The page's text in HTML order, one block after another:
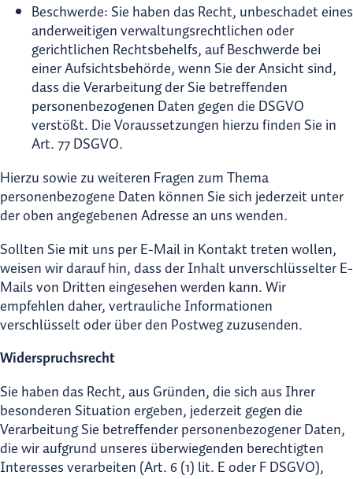
Beschwerde: Sie haben das Recht, unbeschadet eines
anderweitigen verwaltungsrechtlichen oder
gerichtlichen Rechtsbehelfs, auf Beschwerde bei
einer Aufsichtsbehörde, wenn Sie der Ansicht sind,
dass die Verarbeitung der Sie betreffenden
personenbezogenen Daten gegen die DSGVO
verstößt. Die Voraussetzungen hierzu finden Sie in
Art. 77 DSGVO.
Hierzu sowie zu weiteren Fragen zum Thema
personenbezogene Daten können Sie sich jederzeit unter
der oben angegebenen Adresse an uns wenden.
Sollten Sie mit uns per E-Mail in Kontakt treten wollen,
weisen wir darauf hin, dass der Inhalt unverschlüsselter E-
Mails von Dritten eingesehen werden kann. Wir
empfehlen daher, vertrauliche Informationen
verschlüsselt oder über den Postweg zuzusenden.
Widerspruchsrecht
Sie haben das Recht, aus Gründen, die sich aus Ihrer
besonderen Situation ergeben, jederzeit gegen die
Verarbeitung Sie betreffender personenbezogener Daten,
die wir aufgrund unseres überwiegenden berechtigten
Interesses verarbeiten (Art. 6 (1) lit. E oder F DSGVO),